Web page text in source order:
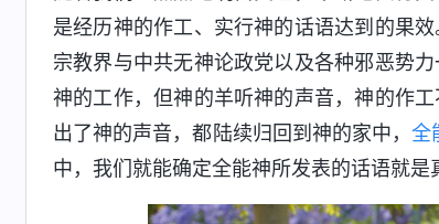
是经历神的作工、实行神的话语达到的果
宗教界与中共无神论政党以及各种邪恶势
神的工作，但神的羊听神的声音，神的作
出了神的声音，都陆续归回到神的家中，全
中，我们就能确定全能神所发表的话语就